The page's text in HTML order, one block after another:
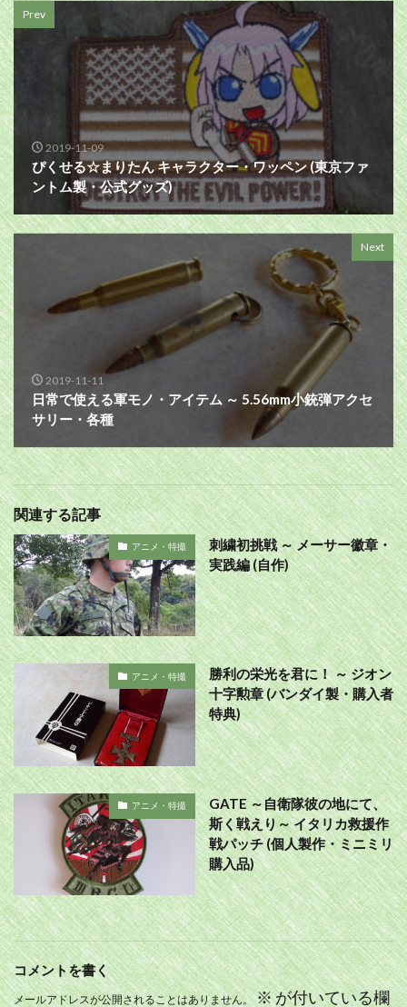
Prev
2019-11-09
ぴくせる☆まりたん キャラクター・ワッペン (東京ファ
ントム製・公式グッズ)
Next
2019-11-11
日常で使える軍モノ・アイテム ～ 5.56mm小銃弾アクセ
サリー・各種
関連する記事
アニメ・特撮
刺繍初挑戦 ～ メーサー徽章・
実践編 (自作)
アニメ・特撮
勝利の栄光を君に！ ～ ジオン
十字勲章 (バンダイ製・購入者
特典)
アニメ・特撮
GATE ～自衛隊彼の地にて、
斯く戦えり～ イタリカ救援作
戦パッチ (個人製作・ミニミリ
購入品)
コメントを書く
メールアドレスが公開されることはありません。 ※が付いている欄